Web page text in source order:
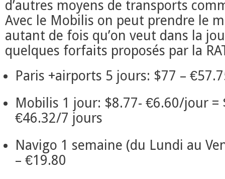
d’autres moyens de transports
Avec le Mobilis on peut prendre le
autant de fois qu’on veut dans la
quelques forfaits proposés par la
Paris +airports 5 jours: $77 –
Mobilis 1 jour: $8.77- €6.60/jour =
€46.32/7 jours
Navigo 1 semaine (du Lundi au
– €19.80